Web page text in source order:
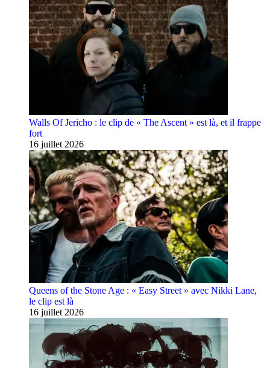
Walls Of Jericho : le clip de « The Ascent » est là, et il frappe
fort
16 juillet 2026
Queens of the Stone Age : « Easy Street » avec Nikki Lane,
le clip est là
16 juillet 2026